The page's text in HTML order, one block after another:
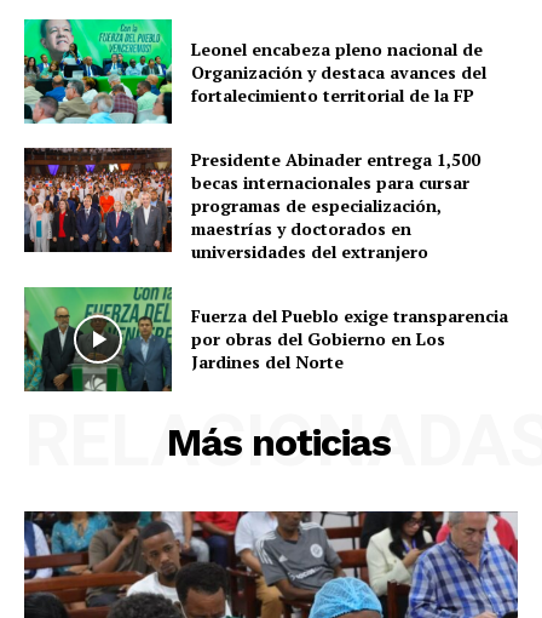
Leonel encabeza pleno nacional de
Organización y destaca avances del
fortalecimiento territorial de la FP
Presidente Abinader entrega 1,500
becas internacionales para cursar
programas de especialización,
maestrías y doctorados en
universidades del extranjero
Fuerza del Pueblo exige transparencia
por obras del Gobierno en Los
Jardines del Norte
Más noticias